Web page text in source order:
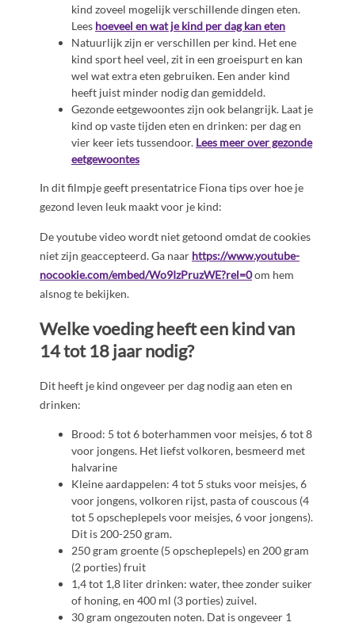
kind zoveel mogelijk verschillende dingen eten.
Lees hoeveel en wat je kind per dag kan eten
Natuurlijk zijn er verschillen per kind. Het ene
kind sport heel veel, zit in een groeispurt en kan
wel wat extra eten gebruiken. Een ander kind
heeft juist minder nodig dan gemiddeld.
Gezonde eetgewoontes zijn ook belangrijk. Laat je
kind op vaste tijden eten en drinken: per dag en
vier keer iets tussendoor. Lees meer over gezonde
eetgewoontes
In dit filmpje geeft presentatrice Fiona tips over hoe je
gezond leven leuk maakt voor je kind:
De youtube video wordt niet getoond omdat de cookies
niet zijn geaccepteerd. Ga naar https://www.youtube-
nocookie.com/embed/Wo9IzPruzWE?rel=0om hem
alsnog te bekijken.
Welke voeding heeft een kind van
14 tot 18 jaar nodig?
Dit heeft je kind ongeveer per dag nodig aan eten en
drinken:
Brood: 5 tot 6 boterhammen voor meisjes, 6 tot 8
voor jongens. Het liefst volkoren, besmeerd met
halvarine
Kleine aardappelen: 4 tot 5 stuks voor meisjes, 6
voor jongens, volkoren rijst, pasta of couscous (4
tot 5 opscheplepels voor meisjes, 6 voor jongens).
Dit is 200-250 gram.
250 gram groente (5 opscheplepels) en 200 gram
(2 porties) fruit
1,4 tot 1,8 liter drinken: water, thee zonder suiker
of honing, en 400 ml (3 porties) zuivel.
30 gram ongezouten noten. Dat is ongeveer 1